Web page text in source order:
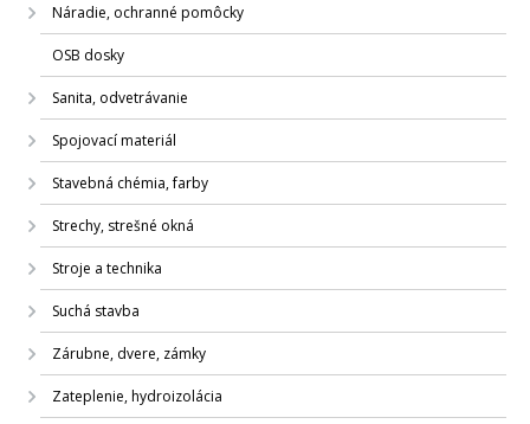
Náradie, ochranné pomôcky
OSB dosky
Sanita, odvetrávanie
Spojovací materiál
Stavebná chémia, farby
Strechy, strešné okná
Stroje a technika
Suchá stavba
Zárubne, dvere, zámky
Zateplenie, hydroizolácia